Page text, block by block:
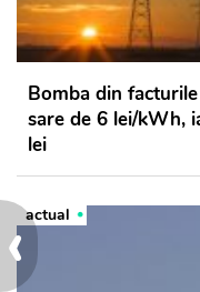
‹
Bomba din
sare de 6 lei/kWh,
lei
actual